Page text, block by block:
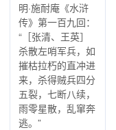
明·施耐庵《水浒
传》第一百九回：
“［张清、王英］
杀散左哨军兵，如
摧枯拉朽的直冲进
来，杀得贼兵四分
五裂，七断八续，
雨零星散，乱窜奔
逃。”